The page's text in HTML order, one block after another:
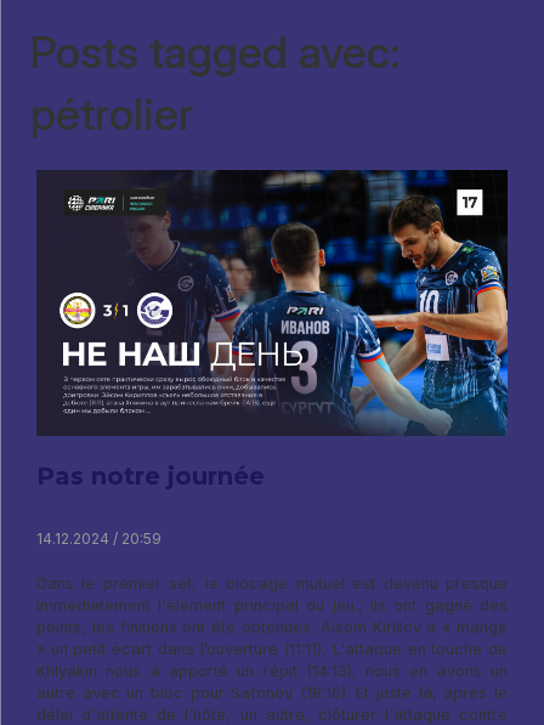
Posts tagged avec:
pétrolier
Pas notre journée
14.12.2024 / 20:59
Dans le premier set, le blocage mutuel est devenu presque
immédiatement l'élément principal du jeu., ils ont gagné des
points, les finitions ont été obtenues. Aisom Kirillov a « mangé
» un petit écart dans l’ouverture (11:11), L'attaque en touche de
Khlyakin nous a apporté un répit (14:13), nous en avons un
autre avec un bloc pour Safonov (18:16). Et juste là, après le
délai d'attente de l'hôte, un autre, clôturer l'attaque contre